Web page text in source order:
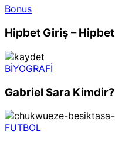
Bonus
Hipbet Giriş –
BİYOGRAFİ
Gabriel Sara Kimdir?
FUTBOL